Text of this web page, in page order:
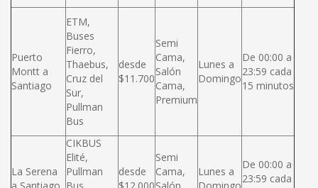
Puerto
Montt a
Santiago
ETM,
Buses
Fierro,
Thaebus,
Cruz del
Sur,
Pullman
Bus
desde
$11.700
Semi
Cama,
Salón
Cama,
Premium
Lunes a
Domingo
De 00:00 a
23:59 cada
15 minutos
La Serena
CIKBUS
Elité,
Pullman
desde
Semi
Cama,
Lunes a
De 00:00 a
23:59 cada